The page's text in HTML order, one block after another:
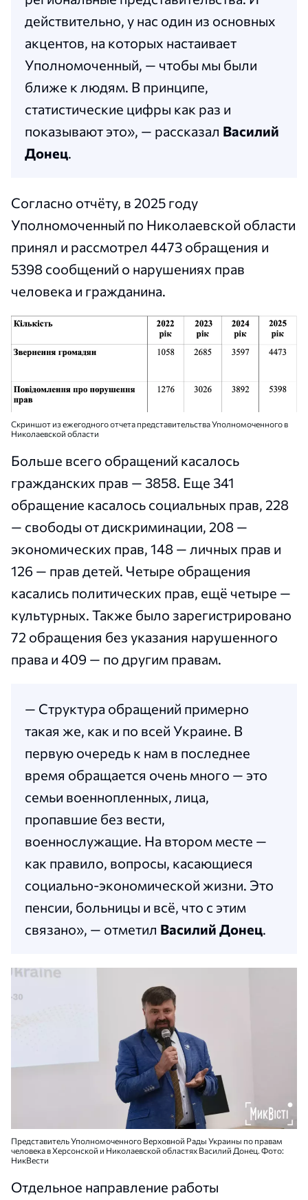
действительно, у нас один из основных
акцентов, на которых настаивает
Уполномоченный, — чтобы мы были
ближе к людям. В принципе,
статистические цифры как раз и
показывают это», — рассказал Василий
Донец.
Согласно отчёту, в 2025 году
Уполномоченный по Николаевской области
принял и рассмотрел 4473 обращения и
5398 сообщений о нарушениях прав
человека и гражданина.
Скриншот из ежегодного отчета представительства Уполномоченного в
Николаевской области
Больше всего обращений касалось
гражданских прав — 3858. Еще 341
обращение касалось социальных прав, 228
— свободы от дискриминации, 208 —
экономических прав, 148 — личных прав и
126 — прав детей. Четыре обращения
касались политических прав, ещё четыре —
культурных. Также было зарегистрировано
72 обращения без указания нарушенного
права и 409 — по другим правам.
— Структура обращений примерно
такая же, как и по всей Украине. В
первую очередь к нам в последнее
время обращается очень много — это
семьи военнопленных, лица,
пропавшие без вести,
военнослужащие. На втором месте —
как правило, вопросы, касающиеся
социально-экономической жизни. Это
пенсии, больницы и всё, что с этим
связано», — отметил Василий Донец.
Представитель Уполномоченного Верховной Рады Украины по правам
человека в Херсонской и Николаевской областях Василий Донец. Фото:
НикВести
Отдельное направление работы